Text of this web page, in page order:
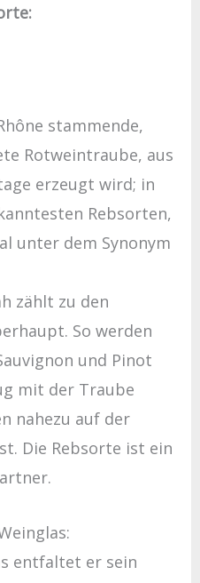
stammende,
Rotweintraube, aus
erzeugt wird; in
Rebsorten,
unter dem Synonym
zählt zu den
So werden
und Pinot
mit der Traube
nahezu auf der
Die Rebsorte ist ein
entfaltet er sein